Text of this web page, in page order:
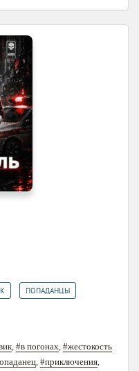
ПОПАДАНЦЫ
, #в погонах, #жестокость
, #приключения,